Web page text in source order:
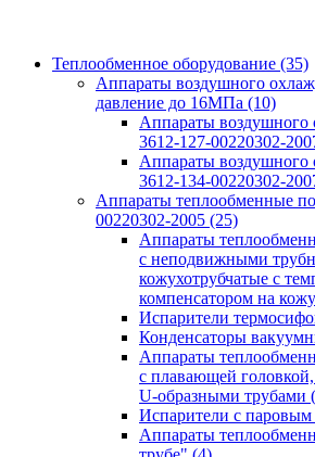
Теплообменное оборудование (35)
Аппараты воздушного
давление до 16МПа (10)
Аппараты
3612-127-00220302-
Аппараты
3612-134-00220302-
Аппараты теплообменные
00220302-2005 (25)
Аппараты
с неподвижными
кожухотрубчатые с
компенсатором на
Испарители
Конденсаторы
Аппараты
с плавающей
U-образными трубами
Испарители с паровым
Аппараты